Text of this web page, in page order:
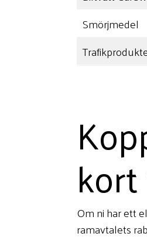
Smörjmedel
Om ni har ett
ramavtalets